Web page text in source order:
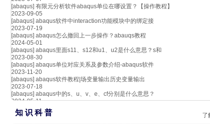
[abaqus] 有限元分析软件abaqus单位在哪设置？【操作教程】
2023-09-05
[abaqus] abaqus软件中interaction功能模块中的绑定接
2023-07-19
[abaqus] abaqus怎么撤回上一步操作？abauqs教程
2024-05-01
[abaqus] abaqus里面s11、s12和u1、u2是什么意思？s和
2023-08-30
[abaqus] abaqus单位对应关系及参数介绍-abaqus软件
2023-11-20
[abaqus] abaqus软件教程|场变量输出历史变量输出
2023-07-18
[abaqus] abaqus中的s、u、v、e、cf分别是什么意思？
2024-05-11
知 识 科 普
了